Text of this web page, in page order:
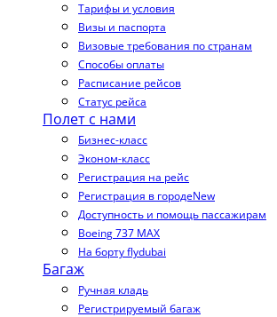
Тарифы и условия
Визы и паспорта
Визовые требования по странам
Способы оплаты
Расписание рейсов
Статус рейса
Полет с нами
Бизнес-класс
Эконом-класс
Регистрация на рейс
Регистрация в городеNew
Доступность и помощь пассажирам
Boeing 737 MAX
На борту flydubai
Багаж
Ручная кладь
Регистрируемый багаж